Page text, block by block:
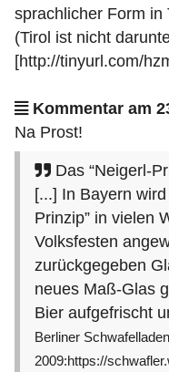
sprachlicher Form in
(Tirol ist nicht
[http://tinyurl.com/
Kommentar am
Na Prost!
Das “Neigerl-
[...] In Bayern
Prinzip” in vielen
Volksfesten
zurückgegeben
neues Maß-Glas
Bier aufgefrischt
Berliner
2009:https://